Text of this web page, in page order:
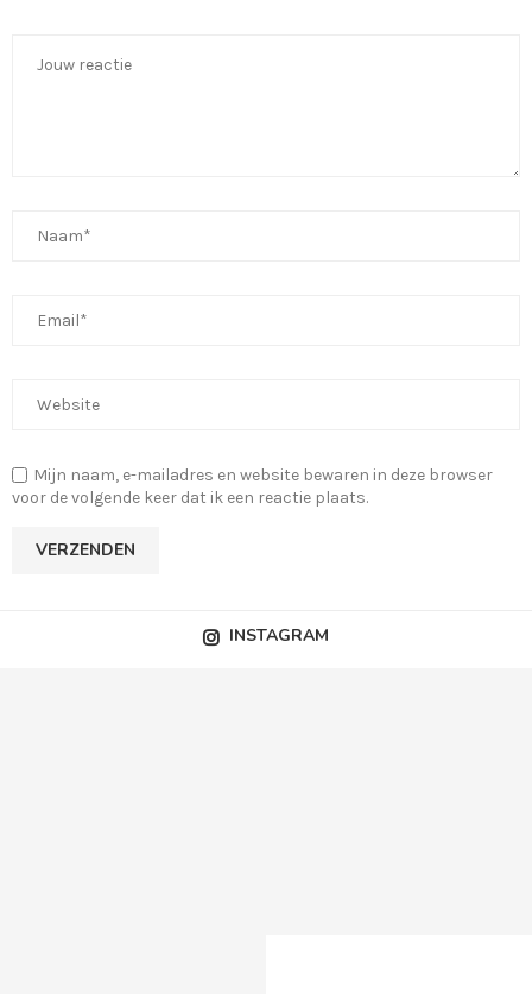
Mijn naam, e-mailadres en website bewaren in deze browser
voor de volgende keer dat ik een reactie plaats.
INSTAGRAM